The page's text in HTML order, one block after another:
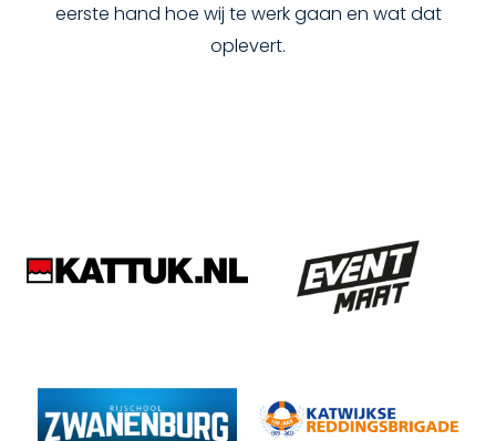
eerste hand hoe wij te werk gaan en wat dat
oplevert.